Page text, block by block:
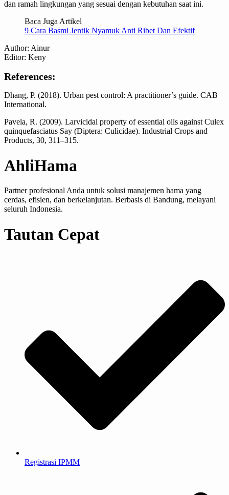
dan ramah lingkungan yang sesuai dengan kebutuhan saat ini.
Baca Juga Artikel
9 Cara Basmi Jentik Nyamuk Anti Ribet Dan Efektif
Author: Ainur
Editor: Keny
References:
Dhang, P. (2018). Urban pest control: A practitioner’s guide. CAB
International.
Pavela, R. (2009). Larvicidal property of essential oils against Culex
quinquefasciatus Say (Diptera: Culicidae). Industrial Crops and
Products, 30, 311–315.
AhliHama
Partner profesional Anda untuk solusi manajemen hama yang
cerdas, efisien, dan berkelanjutan. Berbasis di Bandung, melayani
seluruh Indonesia.
Tautan Cepat
Registrasi IPMM